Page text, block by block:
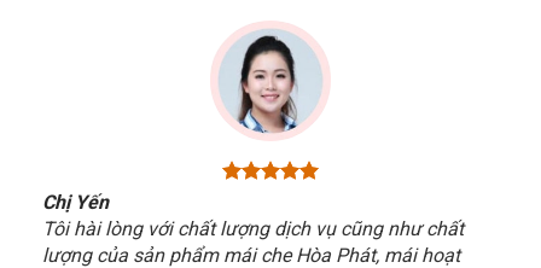
Chị Yến
Tôi hài lòng với chất lượng dịch vụ cũng như chất
lượng của sản phẩm mái che Hòa Phát, mái hoạt